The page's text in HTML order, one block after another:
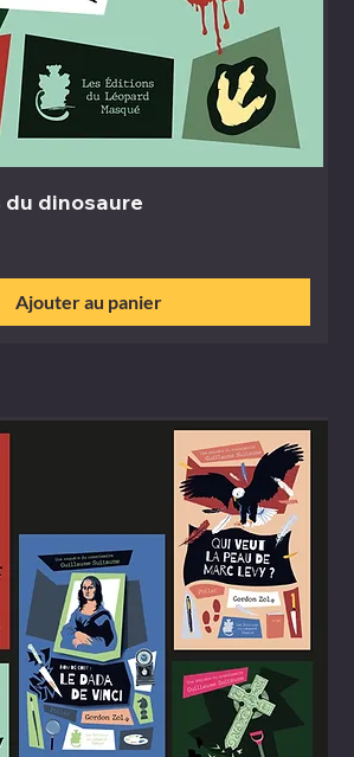
du dinosaure
Ajouter au panier